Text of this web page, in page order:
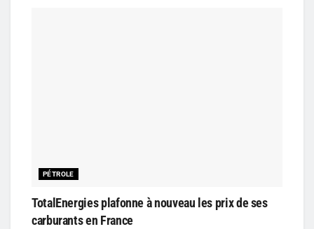
PÉTROLE
TotalEnergies plafonne à nouveau les prix de ses
carburants en France